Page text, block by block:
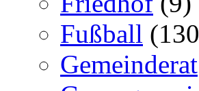
Fußball
Gemeinderat